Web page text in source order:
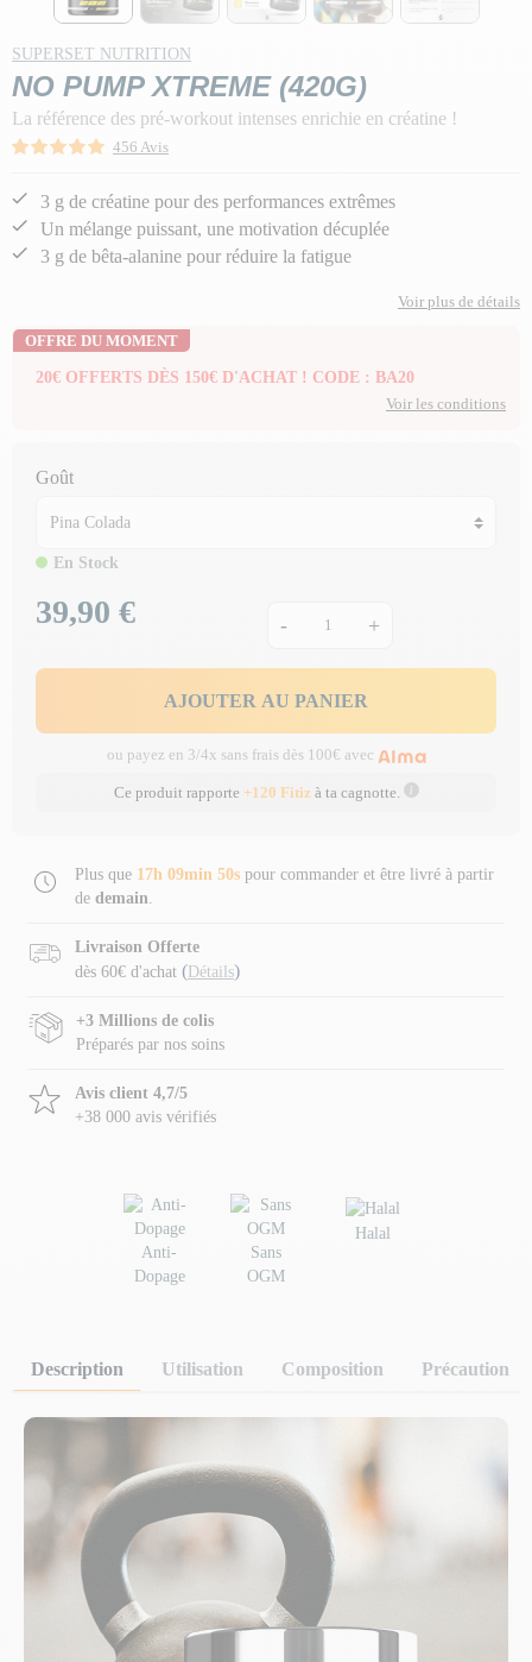
SUPERSET NUTRITION
NO PUMP XTREME (420G)
La référence des pré-workout intenses enrichie en créatine !
456 Avis
3 g de créatine pour des performances extrêmes
Un mélange puissant, une motivation décuplée
3 g de bêta-alanine pour réduire la fatigue
Voir plus de détails
OFFRE DU MOMENT
20€ OFFERTS DÈS 150€ D'ACHAT ! CODE : BA20
Voir les conditions
Goût
En Stock
Prix
39,90 € - +
AJOUTER AU PANIER
ou payez en 3/4x sans frais dès 100€ avec
Ce produit rapporte +120 Fitizà ta cagnotte.
Plus que 17h 09min 49s pour commander et être livré à partir
de demain.
Livraison Offerte
dès 60€ d'achat ( Détails)
+3 Millions de colis
Préparés par nos soins
Avis client 4,7/5
+38 000 avis vérifiés
Anti-
Dopage
Sans
OGM
Halal
Description Utilisation Composition Précaution